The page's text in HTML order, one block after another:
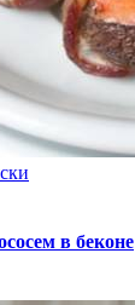
в беконе